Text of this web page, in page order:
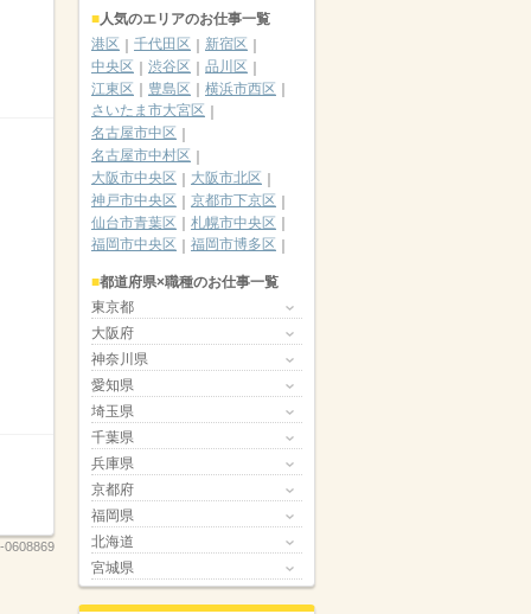
0608869
人気のエリアのお仕事一覧
港区
千代田区
新宿区
中央区
渋谷区
品川区
江東区
豊島区
横浜市西区
さいたま市大宮区
名古屋市中区
名古屋市中村区
大阪市中央区
大阪市北区
神戸市中央区
京都市下京区
仙台市青葉区
札幌市中央区
福岡市中央区
福岡市博多区
都道府県×職種のお仕事一覧
東京都
大阪府
神奈川県
愛知県
埼玉県
千葉県
兵庫県
京都府
福岡県
北海道
宮城県